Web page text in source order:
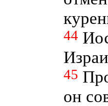
44
45
он